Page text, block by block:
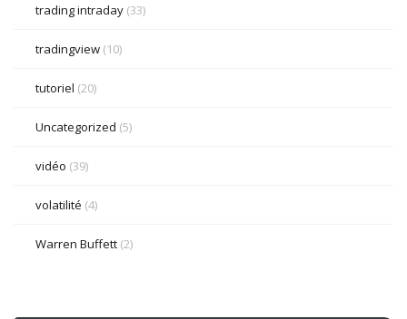
trading intraday (33)
tradingview (10)
tutoriel (20)
Uncategorized (5)
vidéo (39)
volatilité (4)
Warren Buffett (2)